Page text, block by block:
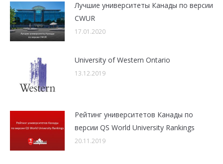
Лучшие университеты Канады по версии
CWUR
17.01.2020
University of Western Ontario
13.12.2019
Рейтинг университетов Канады по
версии QS World University Rankings
20.11.2019